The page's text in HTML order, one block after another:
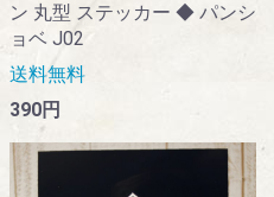
ン 丸型 ステッカー ◆ パンシ
ョベ J02
送料無料
390円